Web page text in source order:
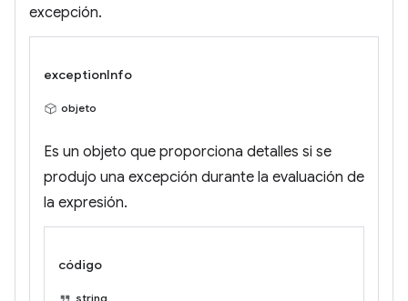
excepción.
exceptionInfo
objeto
Es un objeto que proporciona detalles si se
produjo una excepción durante la evaluación de
la expresión.
código
string